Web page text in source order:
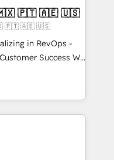
bundle services. Connect with us today!
| Mkt4edu 🇧🇷 🇲🇽 🇵🇹 🇦🇪 🇺🇸
🇲🇽 🇵🇹 🇦🇪 🇺🇸
in RevOps -
Success We
for companies
marketing, sales,
utilizing RevOps
largest HubSpot